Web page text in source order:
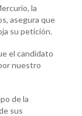
la
asegura que
su petición.
el candidato
nuestro
de la
sus